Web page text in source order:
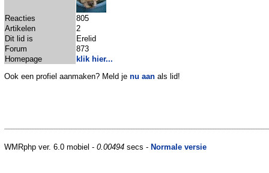
Reacties
805
Artikelen
2
Dit lid is
Erelid
Forum
873
Homepage
klik hier...
Ook een profiel aanmaken? Meld je nu aan als lid!
WMRphp ver. 6.0 mobiel - 0.00494 secs - Normale versie